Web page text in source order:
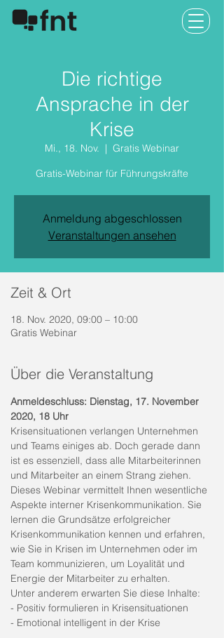
Die richtige
Ansprache in der
Krise
Mi., 18. Nov.
  |
Gratis Webinar
Gratis-Webinar für Führungskräfte
Anmeldung abgeschlossen
Veranstaltungen ansehen
Zeit & Ort
18. Nov. 2020, 09:00 – 10:00
Gratis Webinar
Über die Veranstaltung
Anmeldeschluss: Dienstag, 17. November
2020, 18 Uhr
Krisensituationen verlangen Unternehmen
und Teams einiges ab. Doch gerade dann
ist es essenziell, dass alle Mitarbeiterinnen
und Mitarbeiter an einem Strang ziehen.
Dieses Webinar vermittelt Ihnen wesentliche
Aspekte interner Krisenkommunikation. Sie
lernen die Grundsätze erfolgreicher
Krisenkommunikation kennen und erfahren,
wie Sie in Krisen im Unternehmen oder im
Team kommunizieren, um Loyalität und
Energie der Mitarbeiter zu erhalten.
Unter anderem erwarten Sie diese Inhalte:
- Positiv formulieren in Krisensituationen
- Emotional intelligent in der Krise